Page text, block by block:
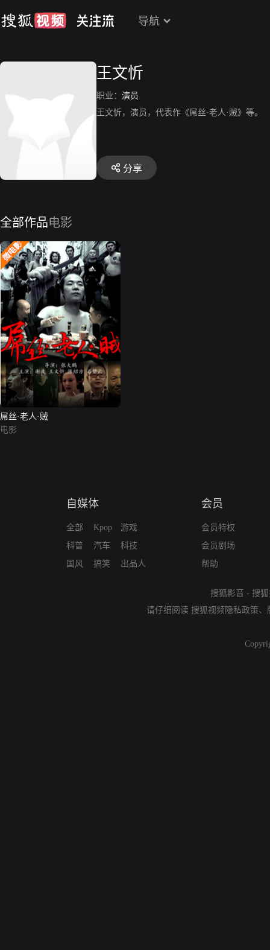
导航
王文忻
职业： 演员
王文忻，演员，代表作《屌丝·老人·贼》等。
分享
全部作品电影
屌丝·老人·贼
电影
自媒体
全部
科普
国风
Kpop
汽车
搞笑
游戏
科技
出品人
会员
会员特权
会员剧场
帮助
搜狐影音 - 搜
请仔细阅读 搜狐视频隐私政策、